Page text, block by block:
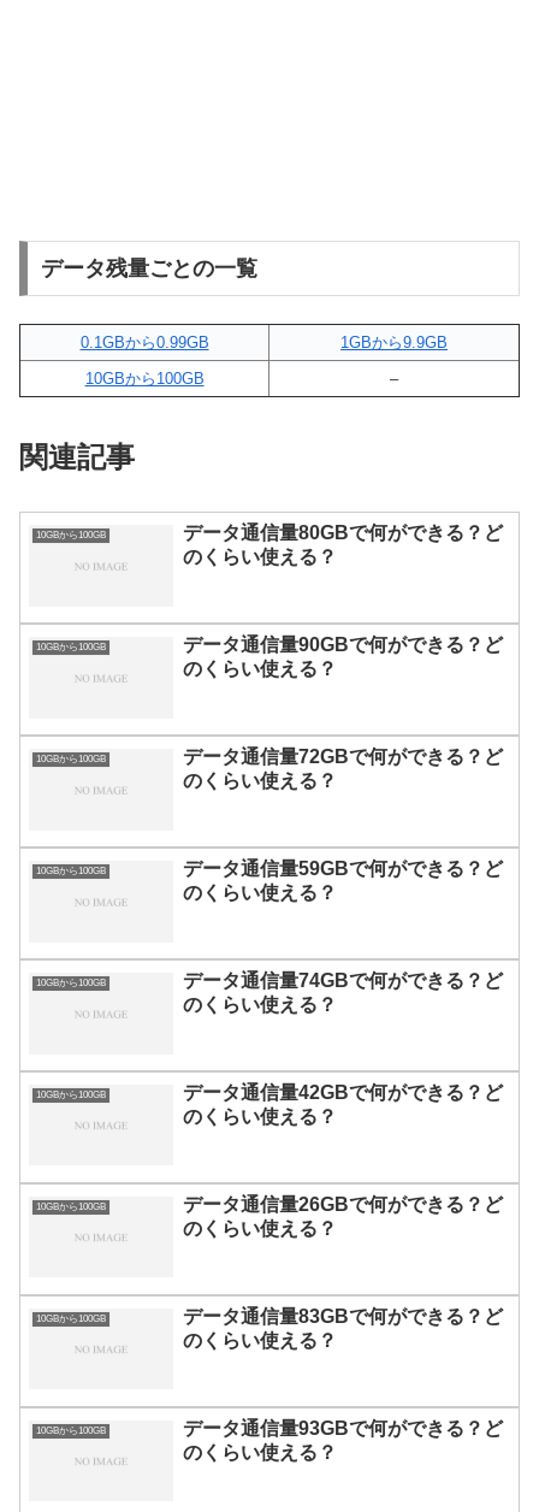
データ残量ごとの一覧
0.1GBから0.99GB
1GBから9.9GB
10GBから100GB
–
関連記事
10GBから100GB
データ通信量80GBで何ができる？ど
のくらい使える？
10GBから100GB
データ通信量90GBで何ができる？ど
のくらい使える？
10GBから100GB
データ通信量72GBで何ができる？ど
のくらい使える？
10GBから100GB
データ通信量59GBで何ができる？ど
のくらい使える？
10GBから100GB
データ通信量74GBで何ができる？ど
のくらい使える？
10GBから100GB
データ通信量42GBで何ができる？ど
のくらい使える？
10GBから100GB
データ通信量26GBで何ができる？ど
のくらい使える？
10GBから100GB
データ通信量83GBで何ができる？ど
のくらい使える？
10GBから100GB
データ通信量93GBで何ができる？ど
のくらい使える？